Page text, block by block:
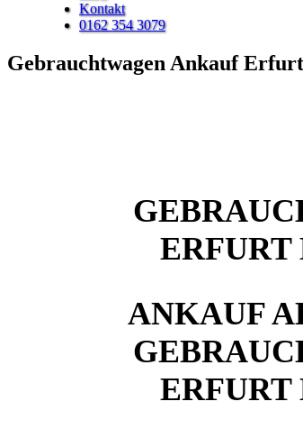
Kontakt
0162 354 3079
Gebrauchtwagen Ankauf
ANKAUF